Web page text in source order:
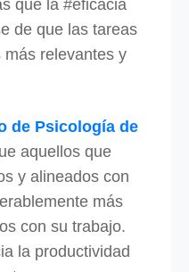
que la #eficacia
de que las tareas
relevantes y
de Psicología de
aquellos que
y alineados con
más
con su trabajo.
la productividad